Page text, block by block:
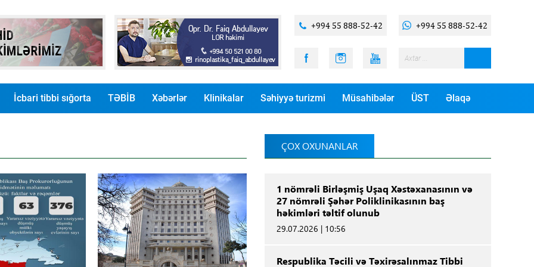
+994 55 888-52-42 +994 55 888-52-42
İcbari tibbi sığorta TƏBİB Xəbərlər Klinikalar Səhiyyə turizmi Müsahibələr ÜST Əlaqə
ÇOX OXUNANLAR
1 nömrəli Birləşmiş Uşaq Xəstəxanasının və
27 nömrəli Şəhər Poliklinikasının baş
həkimləri təltif olunub
29.07.2026 | 10:56
Respublika Təcili və Təxirəsalınmaz Tibbi